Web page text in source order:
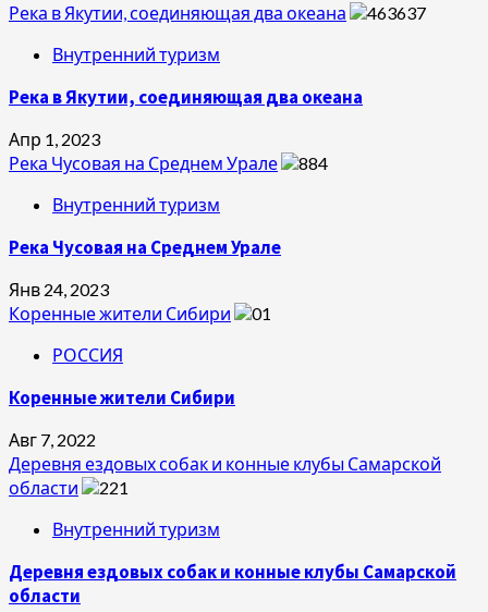
Река в Якутии, соединяющая два океана
Внутренний туризм
Река в Якутии, соединяющая два океана
Апр 1, 2023
Река Чусовая на Среднем Урале
Внутренний туризм
Река Чусовая на Среднем Урале
Янв 24, 2023
Коренные жители Сибири
РОССИЯ
Коренные жители Сибири
Авг 7, 2022
Деревня ездовых собак и конные клубы Самарской
области
Внутренний туризм
Деревня ездовых собак и конные клубы Самарской
области